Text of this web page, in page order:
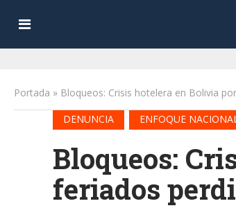
Portada » Bloqueos: Crisis hotelera en Bolivia
DENUNCIA
ENFOQUE
Bloqueos:
feriados